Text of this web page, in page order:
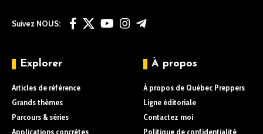
Suivez NOUS:
Explorer
Articles de référence
Grands thèmes
Parcours & séries
Applications concrètes
À propos
À propos de Québec Preppers
Ligne éditoriale
Contactez moi
Politique de confidentialité